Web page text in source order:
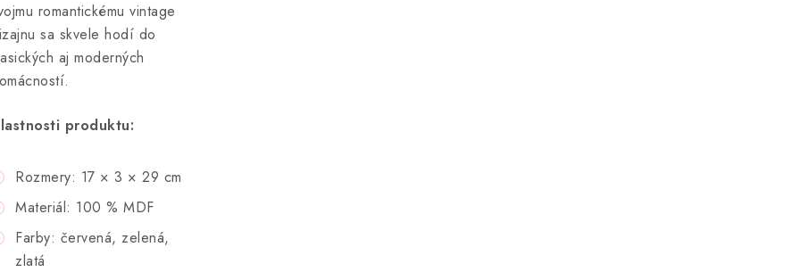
romantickému vintage
sa skvele hodí do
aj moderných
produktu:
Rozmery: 17 × 3 × 29 cm
Materiál: 100 % MDF
Farby: červená, zelená,
zlatá